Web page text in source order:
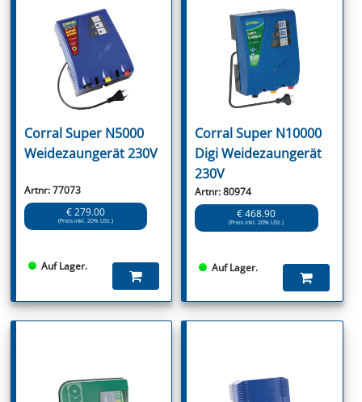
Corral Super N5000
Weidezaungerät 230V
Artnr: 77073
€ 279.00
(Preis inkl. 20% USt.)
Auf Lager.
Corral Super N10000
Digi Weidezaungerät
230V
Artnr: 80974
€ 468.90
(Preis inkl. 20% USt.)
Auf Lager.